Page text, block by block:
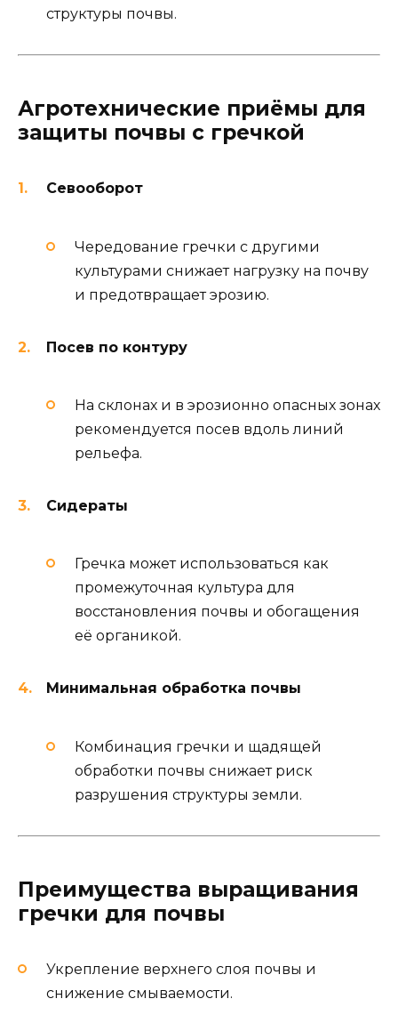
структуры почвы.
Агротехнические приёмы для
защиты почвы с гречкой
Севооборот
Чередование гречки с другими
культурами снижает нагрузку на почву
и предотвращает эрозию.
Посев по контуру
На склонах и в эрозионно опасных зонах
рекомендуется посев вдоль линий
рельефа.
Сидераты
Гречка может использоваться как
промежуточная культура для
восстановления почвы и обогащения
её органикой.
Минимальная обработка почвы
Комбинация гречки и щадящей
обработки почвы снижает риск
разрушения структуры земли.
Преимущества выращивания
гречки для почвы
Укрепление верхнего слоя почвы и
снижение смываемости.